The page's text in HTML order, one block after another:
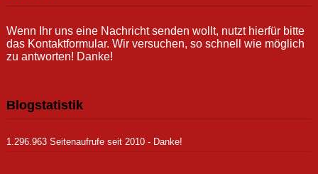
Wenn Ihr uns eine Nachricht senden wollt, nutzt hierfür bitte
das Kontaktformular. Wir versuchen, so schnell wie möglich
zu antworten! Danke!
Blogstatistik
1.296.963 Seitenaufrufe seit 2010 - Danke!